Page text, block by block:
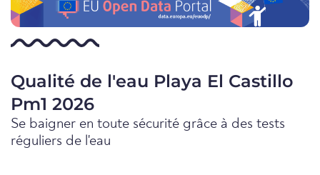
Qualité de l'eau Playa El Castillo
Pm1 2026
Se baigner en toute sécurité grâce à des tests
réguliers de l'eau